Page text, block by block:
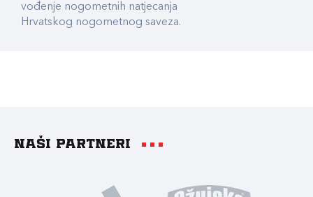
vođenje nogometnih natjecanja
Hrvatskog nogometnog saveza.
Naši partneri